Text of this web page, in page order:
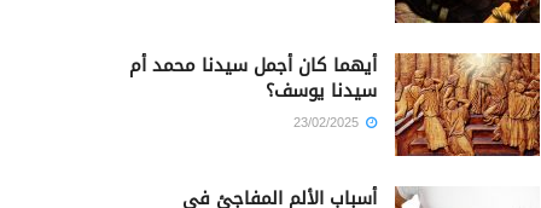
أيهما كان أجمل سيدنا محمد أم
سيدنا يوسف؟
أسباب الألم المفاجئ في